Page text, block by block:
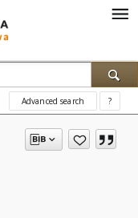
Advanced search ?